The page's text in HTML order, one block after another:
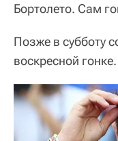
Бортолето. Сам
Позже в субботу
воскресной гонке.